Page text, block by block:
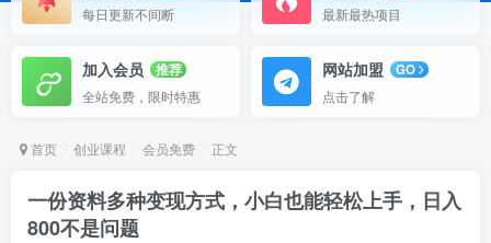
每日更新不间断
最新最热项目
加入会员
推荐
全站免费，限时特惠
网站加盟
GO
点击了解
首页 创业课程 会员免费 正文
一份资料多种变现方式，小白也能轻松上手，日入
800不是问题